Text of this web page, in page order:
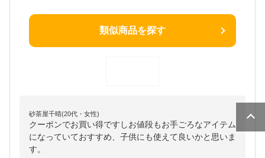
類似商品を探す
砂茶屋千晴(20代・女性)
クーポンでお買い得ですしお値段もお手ごろなアイテム
になっていておすすめ、子供にも使えて良いかと思いま
す。